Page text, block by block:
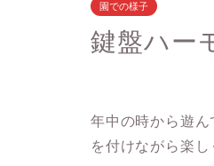
園での様子
鍵盤ハー
年中の時から遊
を付けながら楽し